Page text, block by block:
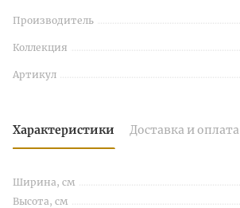
Производитель
Коллекция
Артикул
Характеристики Доставка и оплата
Ширина, см
Высота, см